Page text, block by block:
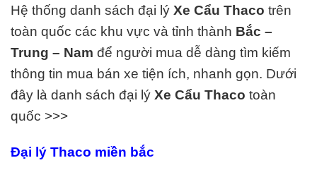
Hệ thống danh sách đại lý Xe Cẩu Thaco trên
toàn quốc các khu vực và tỉnh thành Bắc –
Trung – Nam để người mua dễ dàng tìm kiếm
thông tin mua bán xe tiện ích, nhanh gọn. Dưới
đây là danh sách đại lý Xe Cẩu Thaco toàn
quốc >>>
Đại lý Thaco miền bắc